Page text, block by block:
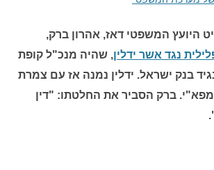
החליט היועץ המשפטי דאז, אהרון ברק,
נגד אשר ידלין, שהיה מנכ"ל קופת
בנק ישראל. ידלין נמנה אז עם צמרת
ברק הסביר את החלטתו: "דין